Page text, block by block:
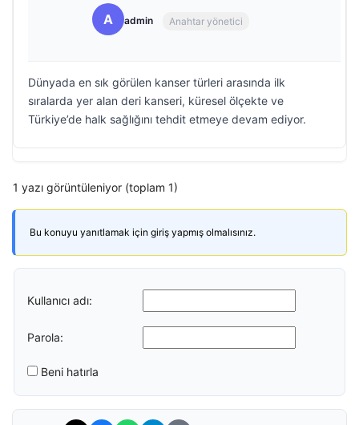
A admin Anahtar yönetici
Dünyada en sık görülen kanser türleri arasında ilk
sıralarda yer alan deri kanseri, küresel ölçekte ve
Türkiye’de halk sağlığını tehdit etmeye devam ediyor.
1 yazı görüntüleniyor (toplam 1)
Bu konuyu yanıtlamak için giriş yapmış olmalısınız.
Kullanıcı adı:
Parola:
Beni hatırla